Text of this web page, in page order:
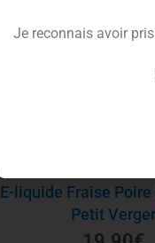
E-liquide Fraise
Petit Verger
Je reconnais avoir